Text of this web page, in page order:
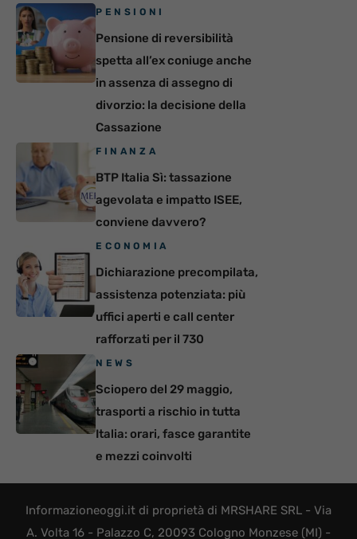
PENSIONI
Pensione di reversibilità
spetta all’ex coniuge anche
in assenza di assegno di
divorzio: la decisione della
Cassazione
FINANZA
BTP Italia Sì: tassazione
agevolata e impatto ISEE,
conviene davvero?
ECONOMIA
Dichiarazione precompilata,
assistenza potenziata: più
uffici aperti e call center
rafforzati per il 730
NEWS
Sciopero del 29 maggio,
trasporti a rischio in tutta
Italia: orari, fasce garantite
e mezzi coinvolti
Informazioneoggi.it di proprietà di MRSHARE SRL - Via
A. Volta 16 - Palazzo C, 20093 Cologno Monzese (MI) -